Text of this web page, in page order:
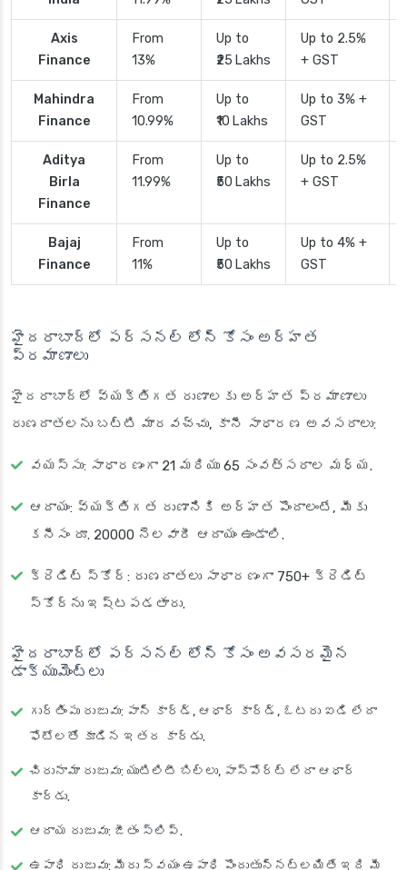
Axis
Finance
From
13%
Up to
₹25 Lakhs
Up to 2.5%
+ GST
Mahindra
Finance
From
10.99%
Up to
₹10 Lakhs
Up to 3% +
GST
Aditya
Birla
Finance
From
11.99%
Up to
₹50 Lakhs
Up to 2.5%
+ GST
Bajaj
Finance
From
11%
Up to
₹50 Lakhs
Up to 4% +
GST
హైదరాబాద్‌లో పర్సనల్ లోన్ కోసం అర్హత
ప్రమాణాలు
హైదరాబాద్‌లో వ్యక్తిగత రుణాలకు అర్హత ప్రమాణాలు
రుణదాతలను బట్టి మారవచ్చు, కానీ సాధారణ అవసరాలు:
వయస్సు: సాధారణంగా 21 మరియు 65 సంవత్సరాల మధ్య.
ఆదాయం: వ్యక్తిగత రుణానికి అర్హత పొందాలంటే, మీకు
కనీసం రూ. 20000 నెలవారీ ఆదాయం ఉండాలి.
క్రెడిట్ స్కోర్ : రుణదాతలు సాధారణంగా 750+ క్రెడిట్
స్కోర్‌ను ఇష్టపడతారు.
హైదరాబాద్‌లో పర్సనల్ లోన్ కోసం అవసరమైన
డాక్యుమెంట్లు
గుర్తింపు రుజువు: పాన్ కార్డ్, ఆధార్ కార్డ్, ఓటరు ఐడి లేదా
ఫోటోలతో కూడిన ఇతర కార్డు.
చిరునామా రుజువు: యుటిలిటీ బిల్లు, పాస్‌పోర్ట్ లేదా ఆధార్
కార్డు.
ఆదాయ రుజువు: జీతం స్లిప్.
ఉపాధి రుజువు: మీరు స్వయం ఉపాధి పొందుతున్నట్లయితే ఇది మీ